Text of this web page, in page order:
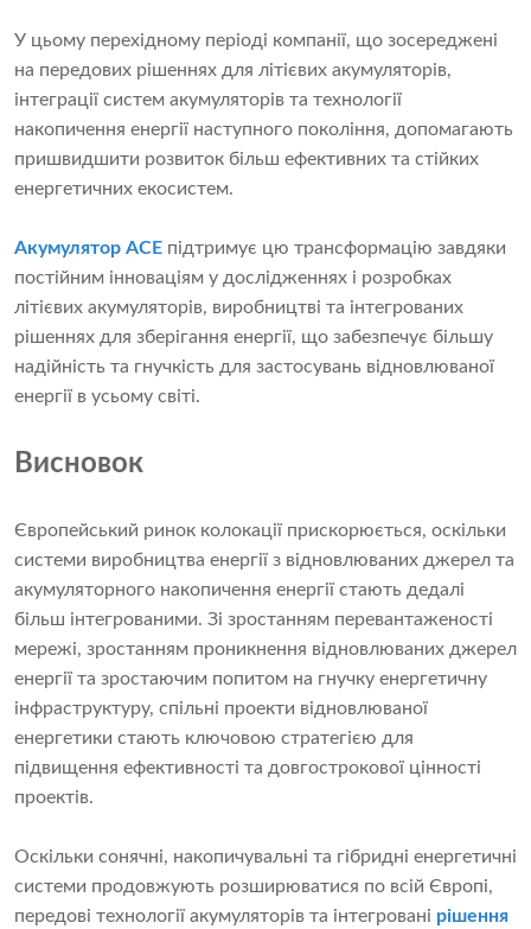
У цьому перехідному періоді компанії, що зосереджені
на передових рішеннях для літієвих акумуляторів,
інтеграції систем акумуляторів та технології
накопичення енергії наступного покоління, допомагають
пришвидшити розвиток більш ефективних та стійких
енергетичних екосистем.
Акумулятор ACE підтримує цю трансформацію завдяки
постійним інноваціям у дослідженнях і розробках
літієвих акумуляторів, виробництві та інтегрованих
рішеннях для зберігання енергії, що забезпечує більшу
надійність та гнучкість для застосувань відновлюваної
енергії в усьому світі.
Висновок
Європейський ринок колокації прискорюється, оскільки
системи виробництва енергії з відновлюваних джерел та
акумуляторного накопичення енергії стають дедалі
більш інтегрованими. Зі зростанням перевантаженості
мережі, зростанням проникнення відновлюваних джерел
енергії та зростаючим попитом на гнучку енергетичну
інфраструктуру, спільні проекти відновлюваної
енергетики стають ключовою стратегією для
підвищення ефективності та довгострокової цінності
проектів.
Оскільки сонячні, накопичувальні та гібридні енергетичні
системи продовжують розширюватися по всій Європі,
передові технології акумуляторів та інтегровані рішення